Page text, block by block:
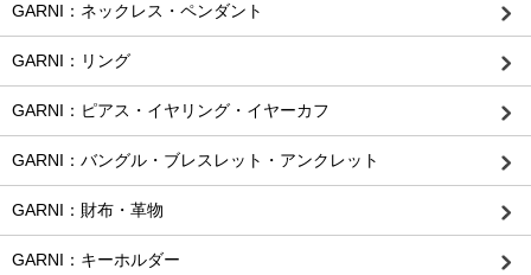
GARNI：ネックレス・ペンダント
GARNI：リング
GARNI：ピアス・イヤリング・イヤーカフ
GARNI：バングル・ブレスレット・アンクレット
GARNI：財布・革物
GARNI：キーホルダー